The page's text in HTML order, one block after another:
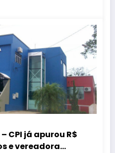
– CPI já apurou R$
e vereadora